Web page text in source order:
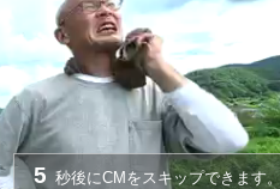
5 秒後にCMをスキップできます。